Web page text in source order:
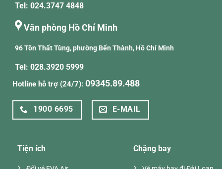
Tel: 024.3747 4848
Văn phòng Hồ Chí Minh
96 Tôn Thất Tùng, phường Bến Thành, Hồ Chí Minh
Tel: 028.3920 5999
Hotline hỗ trợ (24/7): 09345.89.488
1900 6695 E-MAIL
Tiện ích Chặng bay